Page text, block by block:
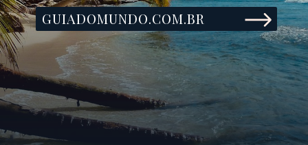
GUIADOMUNDO.COM.BR